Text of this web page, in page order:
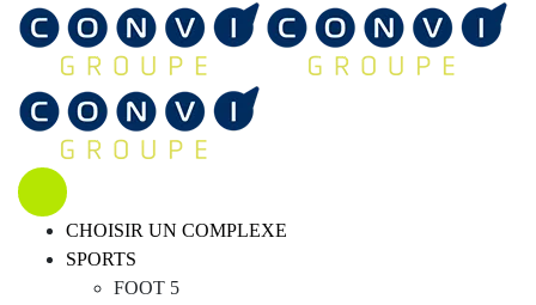
CHOISIR UN COMPLEXE
SPORTS
FOOT 5